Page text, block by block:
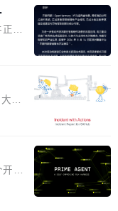
深
些
过
文
。
2
队
他
一
他
能
关
从
作
类
，
新
日
业
适
规
，
故
C
全
六
Git
源
C